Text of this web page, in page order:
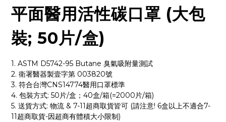
平面醫用活性碳口罩 (大包
裝; 50片/盒)
1. ASTM D5742-95 Butane 臭氣吸附量測試
2. 衛署醫器製壹字第 003820號
3. 符合台灣CNS14774醫用口罩標準
4. 包裝方式: 50片/盒；40盒/箱(=2000片/箱)
5. 送貨方式: 物流 & 7-11超商取貨皆可 (請注意! 6盒以上不適合7-
11超商取貨-因超商有體積大小限制)